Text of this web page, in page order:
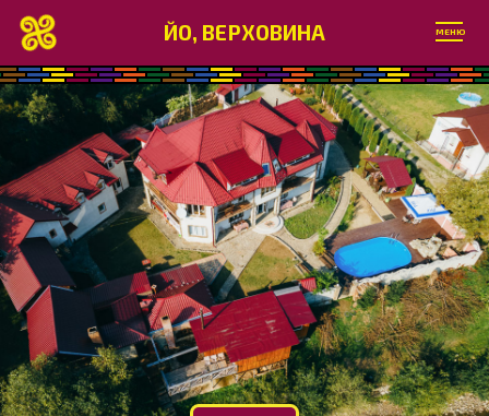
ЙО, ВЕРХОВИНА МЕНЮ